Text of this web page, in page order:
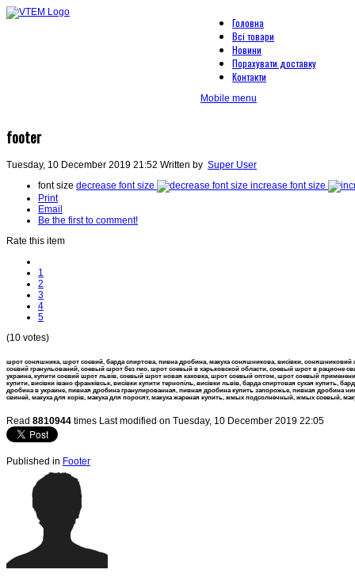
Головна
Всі товари
Новини
Порахувати доставку
Контакти
Mobile menu
footer
Tuesday, 10 December 2019 21:52 Written by Super User
font size decrease font size
increase font size
Print
Email
Be the first to comment!
Rate this item
1
2
3
4
5
(10 votes)
шрот соняшника, шрот соєвий, барда спиртова, пивна дробина, макуха соняшникова, висівки,
соєвий гранульований, соевый шрот без гмо, шрот соевый в харьковской области, соевый шрот в
украина, купити соєвий шрот львів, соевый шрот новая каховка, шрот соевый оптом, шрот соевый
купити, висівки івано франківськ, висівки купити тернопіль, висівки львів, барда спиртовая сухая
дробина в украине, пивная дробина гранулированная, пивная дробина купить запорожье, пивная дробина
свиней, макуха для корів, макуха для поросят, макуха жареная купить, жмых подсолнечный, жмых соевый,
Read 8810944 times Last modified on Tuesday, 10 December 2019 22:05
Published in Footer